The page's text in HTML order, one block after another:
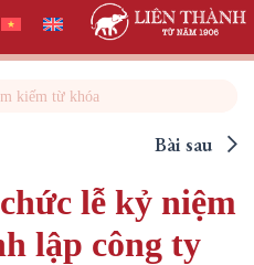
Bài sau
lễ kỷ niệm
lập công ty